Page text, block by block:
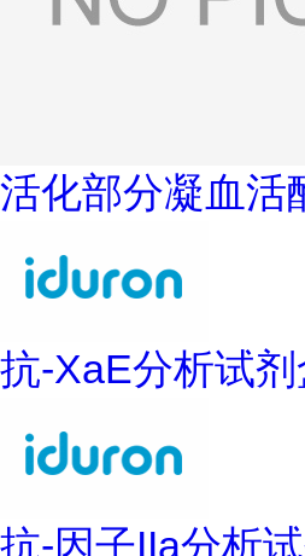
活化部分凝血活
抗-XaE分析试
抗-因子IIa分析